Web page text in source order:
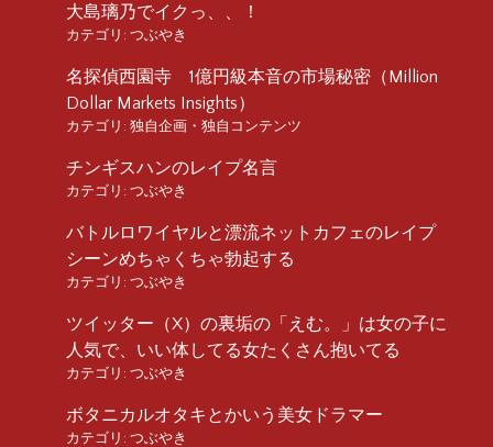
大島璃乃でイクっ、、！
カテゴリ: つぶやき
名探偵西園寺 1億円級本音の市場秘密（Million
Dollar Markets Insights）
カテゴリ: 独自企画・独自コンテンツ
チンギスハンのレイプ名言
カテゴリ: つぶやき
バトルロワイヤルと漂流ネットカフェのレイプ
シーンめちゃくちゃ勃起する
カテゴリ: つぶやき
ツイッター（X）の裏垢の「えむ。」は女の子に
人気で、いい体してる女たくさん抱いてる
カテゴリ: つぶやき
ボタニカルオタキとかいう美女ドラマー
カテゴリ: つぶやき